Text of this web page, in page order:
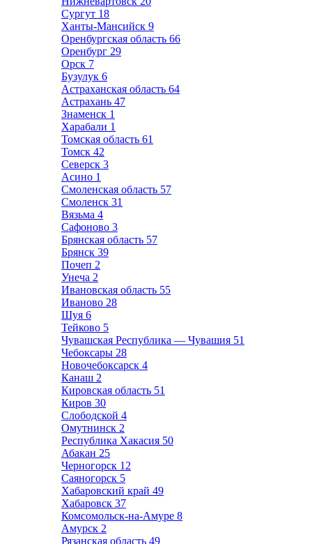
Сургут 18
Ханты-Мансийск 9
Оренбургская область 66
Оренбург 29
Орск 7
Бузулук 6
Астраханская область 64
Астрахань 47
Знаменск 1
Харабали 1
Томская область 61
Томск 42
Северск 3
Асино 1
Смоленская область 57
Смоленск 31
Вязьма 4
Сафоново 3
Брянская область 57
Брянск 39
Почеп 2
Унеча 2
Ивановская область 55
Иваново 28
Шуя 6
Тейково 5
Чувашская Республика — Чувашия 51
Чебоксары 28
Новочебоксарск 4
Канаш 2
Кировская область 51
Киров 30
Слободской 4
Омутнинск 2
Республика Хакасия 50
Абакан 25
Черногорск 12
Саяногорск 5
Хабаровский край 49
Хабаровск 37
Комсомольск-на-Амуре 8
Амурск 2
Рязанская область 49